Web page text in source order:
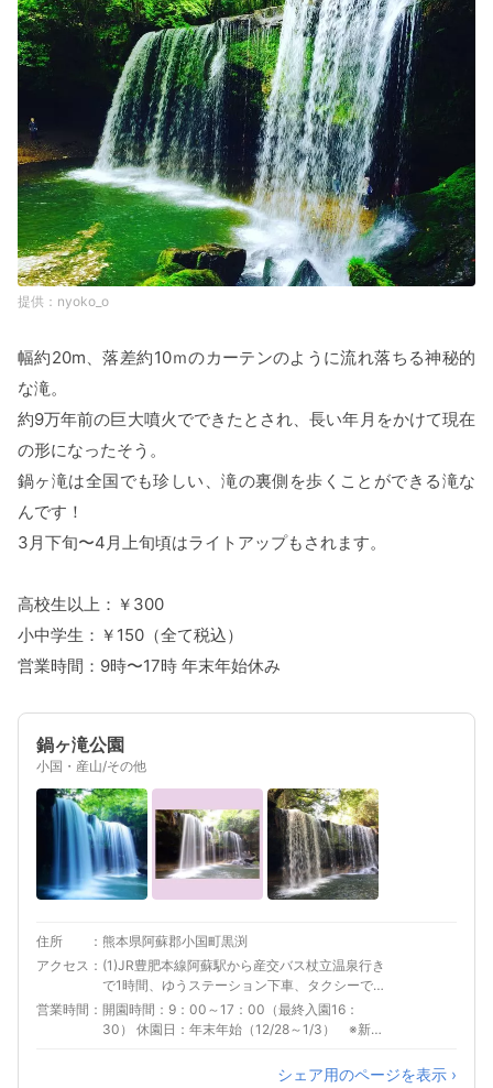
nyoko_o
幅約20m、落差約10ｍのカーテンのように流れ落ちる神秘的
な滝。
約9万年前の巨大噴火でできたとされ、長い年月をかけて現在
の形になったそう。
鍋ヶ滝は全国でも珍しい、滝の裏側を歩くことができる滝な
んです！
3月下旬〜4月上旬頃はライトアップもされます。
高校生以上：￥300
小中学生：￥150（全て税込）
営業時間：9時〜17時 年末年始休み
鍋ヶ滝公園
小国・産山/その他
住所
熊本県阿蘇郡小国町黒渕
アクセス
(1)JR豊肥本線阿蘇駅から産交バス杖立温泉行き
で1時間、ゆうステーション下車、タクシーで15
分、大分自動車道九重ICより約45分
営業時間
開園時間：9：00～17：00（最終入園16：
30） 休園日：年末年始（12/28～1/3） ※新型
る場合がありますので、事前にお問い合わせい
シェア用のページを表示 ›